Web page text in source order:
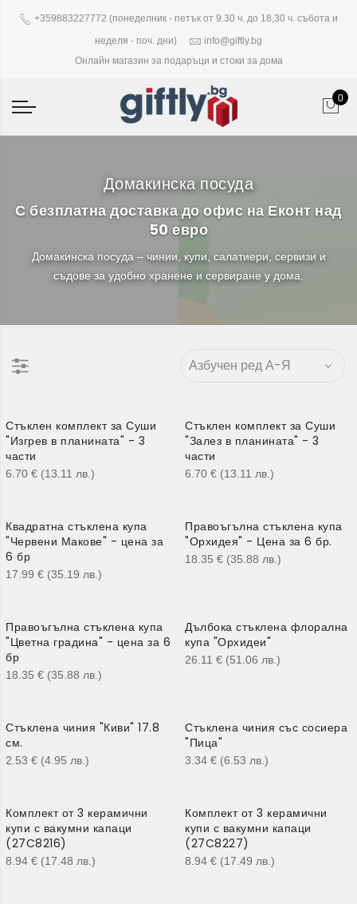
+359883227772 (понеделник - петък от 9.30 ч. до 18,30 ч. събота и
неделя - поч. дни)
info@giftly.bg
Онлайн магазин за подаръци и стоки за дома
0
Домакинска посуда
С безплатна доставка до офис на Еконт над
50 евро
Домакинска посуда – чинии, купи, салатиери, сервизи и
съдове за удобно хранене и сервиране у дома.
Стъклен комплект за Суши
"Изгрев в планината" - 3
части
6.70 € (13.11 лв. )
Стъклен комплект за Суши
"Залез в планината" - 3
части
6.70 € (13.11 лв. )
Квадратна стъклена купа
"Червени Макове" - цена за
6 бр
17.99 € (35.19 лв. )
Правоъгълна стъклена купа
"Орхидея" - Цена за 6 бр.
18.35 € (35.88 лв. )
Правоъгълна стъклена купа
"Цветна градина" - цена за 6
бр
18.35 € (35.88 лв. )
Дълбока стъклена флорална
купа "Орхидеи"
26.11 € (51.06 лв. )
Стъклена чиния "Киви" 17.8
см.
2.53 € (4.95 лв. )
Стъклена чиния със сосиера
"Пица"
3.34 € (6.53 лв. )
Комплект от 3 керамични
купи с вакумни капаци
(27C8216)
8.94 € (17.48 лв. )
Комплект от 3 керамични
купи с вакумни капаци
(27C8227)
8.94 € (17.49 лв. )